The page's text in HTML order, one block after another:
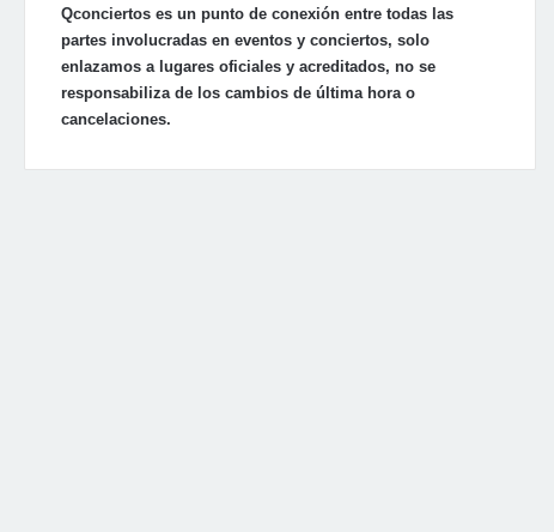
Qconciertos es un punto de conexión entre todas las
partes involucradas en eventos y conciertos, solo
enlazamos a lugares oficiales y acreditados, no se
responsabiliza de los cambios de última hora o
cancelaciones.